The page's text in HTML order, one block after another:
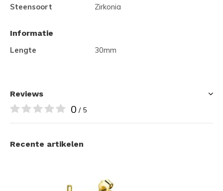
Steensoort
Zirkonia
Informatie
Lengte
30mm
Reviews
0 / 5
Recente artikelen